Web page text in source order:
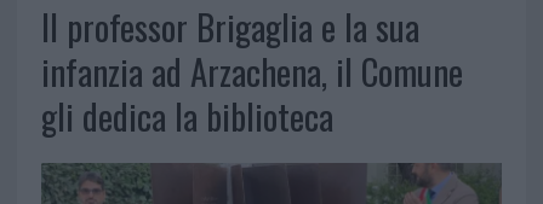
Il professor Brigaglia e la sua
infanzia ad Arzachena, il Comune
gli dedica la biblioteca